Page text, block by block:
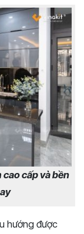
cấp và bền
hướng được